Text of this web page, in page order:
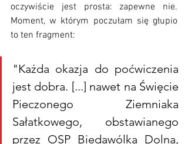
oczywiście jest prosta: zapewne nie.
Moment, w którym poczułam się głupio
to ten fragment:
"Każda okazja do poćwiczenia
jest dobra. [...] nawet na Święcie
Pieczonego Ziemniaka
Sałatkowego, obstawianego
przez OSP Biedawólka Dolna,